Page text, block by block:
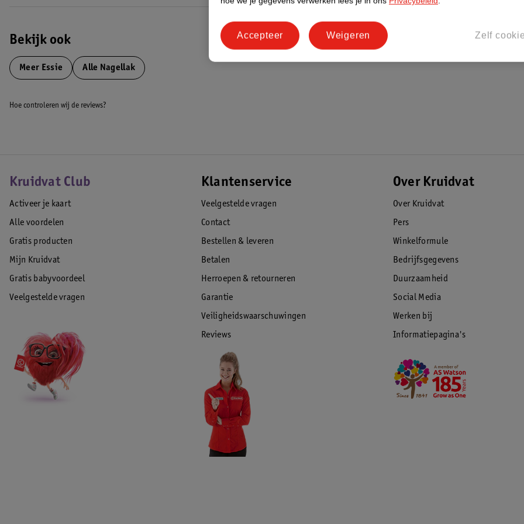
Bekijk ook
Meer Essie Alle Nagellak
Hoe controleren wij de reviews?
Kruidvat Club
Activeer je kaart
Alle voordelen
Gratis producten
Mijn Kruidvat
Gratis babyvoordeel
Veelgestelde vragen
Klantenservice
Veelgestelde vragen
Contact
Bestellen & leveren
Betalen
Herroepen & retourneren
Garantie
Veiligheidswaarschuwingen
Reviews
Over Kruidvat
Over Kruidvat
Pers
Winkelformule
Bedrijfsgegevens
Duurzaamheid
Social Media
Werken bij
Informatiepagina's
Zelf
Weigeren
Accepteer